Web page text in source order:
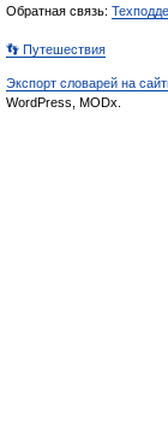
Обратная связь:
👣 Путешествия
Экспорт словарей на
WordPress, MODx.